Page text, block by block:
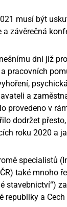
musí být
závěrečná
dni již
pracovních
a
provedeno v
dodržet
roku 2020 a
specialistů
také
stavebnictví“)
republiky a